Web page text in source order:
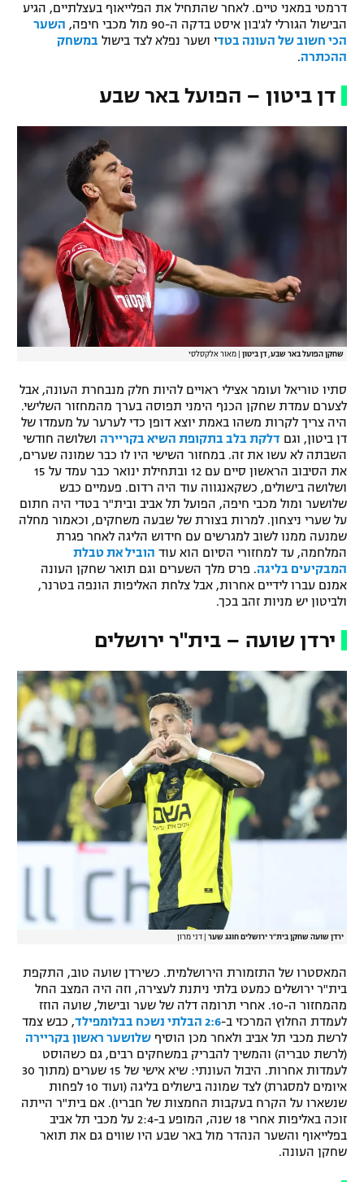
דרמטי במאני טיים. לאחר שהתחיל את הפלייאוף בעצלתיים, הגיע
הבישול הגורלי לג'בון איסט בדקה ה-90 מול מכבי חיפה,
השער
הכי חשוב של העונה בטדי ושער נפלא לצד בישול במשחק
ההכתרה.
דן ביטון – הפועל באר שבע
שחקן הפועל באר שבע, דן ביטון מאור אלקסלסי
סתיו טוריאל ועומר אצילי ראויים להיות חלק מנבחרת העונה, אבל
לצערם עמדת שחקן הכנף הימני תפוסה בערך מהמחזור השלישי.
היה צריך לקרות משהו באמת יוצא דופן כדי לערער על מעמדו של
דן ביטון, וגם דלקת בלב בתקופת השיא בקריירה ושלושה חודשי
השבתה לא עשו את זה. במחזור השישי היו לו כבר שמונה שערים,
את הסיבוב הראשון סיים עם 12 ובתחילת ינואר כבר עמד על 15
ושלושה בישולים, כשקאנגווה עוד היה רדום. פעמיים כבש
שלושער ומול מכבי חיפה, הפועל תל אביב ובית"ר בטדי היה חתום
על שערי ניצחון. למרות בצורת של שבעה משחקים, וכאמור מחלה
שמנעה ממנו לשוב למגרשים עם חידוש הליגה לאחר פגרת
המלחמה, עד למחזורי הסיום הוא עוד הוביל את טבלת
המבקיעים בליגה. פרס מלך השערים וגם תואר שחקן העונה
אמנם עברו לידיים אחרות, אבל צלחת האליפות הונפה בטרנר,
ולביטון יש מניות זהב בכך.
ירדן שועה – בית"ר ירושלים
ירדן שועה שחקן בית"ר ירושלים חוגג שער דני מרון
המאסטרו של התזמורת הירושלמית. כשירדן שועה טוב, התקפת
בית"ר ירושלים כמעט בלתי ניתנת לעצירה, וזה היה המצב החל
מהמחזור ה-10. אחרי תרומה דלה של שער ובישול, שועה הוזז
לעמדת החלוץ המרכזי ב-2:6 הבלתי נשכח בבלומפילד
, כבש צמד
לרשת מכבי תל אביב ולאחר מכן הוסיף שלושער ראשון בקריירה
(לרשת טבריה) והמשיך להבריק במשחקים רבים, גם כשהוסט
לעמדות אחרות. היבול העונתי: שיא אישי של 15 שערים (מתוך 30
איומים למסגרת) לצד שמונה בישולים בליגה (ועוד 10 לפחות
שנשארו על הקרח בעקבות החמצות של חבריו). אם בית"ר הייתה
זוכה באליפות אחרי 18 שנה, המופע ב-2:4 על מכבי תל אביב
בפלייאוף והשער הנהדר מול באר שבע היו שווים גם את תואר
שחקן העונה.